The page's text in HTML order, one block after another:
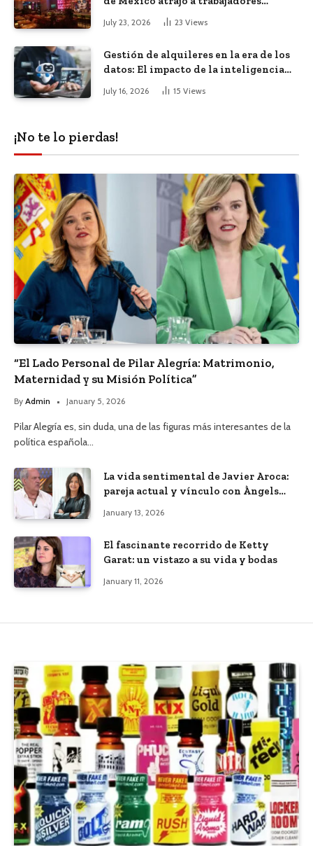
remotos de todo el mundo
July 23, 2026 23 Views
Gestión de alquileres en la era de los
datos: El impacto de la inteligencia
July 16, 2026 15 Views
¡No te lo pierdas!
“El Lado Personal de Pilar Alegría: Matrimonio,
Maternidad y su Misión Política”
By Admin January 5, 2026
Pilar Alegría es, sin duda, una de las figuras más interesantes de la
política española…
La vida sentimental de Javier Aroca:
pareja actual y vínculo con Àngels
January 13, 2026
El fascinante recorrido de Ketty
Garat: un vistazo a su vida y bodas
January 11, 2026